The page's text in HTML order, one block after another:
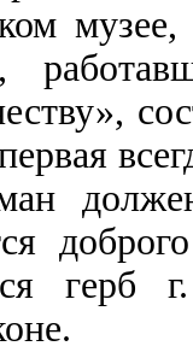
должен
герб